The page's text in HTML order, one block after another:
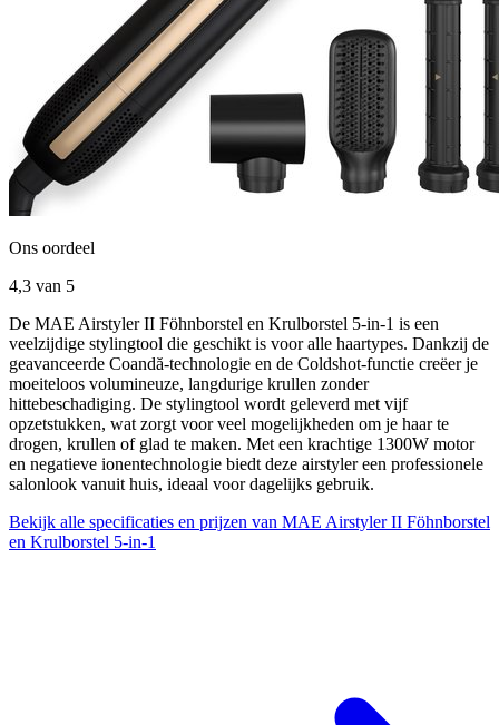
Ons oordeel
4,3 van 5
De MAE Airstyler II Föhnborstel en Krulborstel 5-in-1 is een
veelzijdige stylingtool die geschikt is voor alle haartypes. Dankzij de
geavanceerde Coandă-technologie en de Coldshot-functie creëer je
moeiteloos volumineuze, langdurige krullen zonder
hittebeschadiging. De stylingtool wordt geleverd met vijf
opzetstukken, wat zorgt voor veel mogelijkheden om je haar te
drogen, krullen of glad te maken. Met een krachtige 1300W motor
en negatieve ionentechnologie biedt deze airstyler een professionele
salonlook vanuit huis, ideaal voor dagelijks gebruik.
Bekijk alle specificaties en prijzen van MAE Airstyler II Föhnborstel
en Krulborstel 5-in-1